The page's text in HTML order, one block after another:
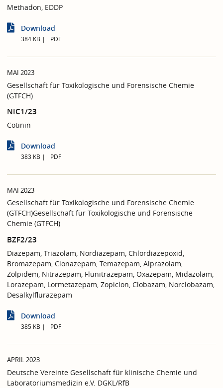
Methadon, EDDP
Download
384 KB PDF
MAI 2023
Gesellschaft für Toxikologische und Forensische Chemie
(GTFCH)
NIC1/23
Cotinin
Download
383 KB PDF
MAI 2023
Gesellschaft für Toxikologische und Forensische Chemie
(GTFCH)Gesellschaft für Toxikologische und Forensische
Chemie (GTFCH)
BZF2/23
Diazepam, Triazolam, Nordiazepam, Chlordiazepoxid,
Bromazepam, Clonazepam, Temazepam, Alprazolam,
Zolpidem, Nitrazepam, Flunitrazepam, Oxazepam, Midazolam,
Lorazepam, Lormetazepam, Zopiclon, Clobazam, Norclobazam,
Desalkylflurazepam
Download
385 KB PDF
APRIL 2023
Deutsche Vereinte Gesellschaft für klinische Chemie und
Laboratoriumsmedizin e.V. DGKL/RfB